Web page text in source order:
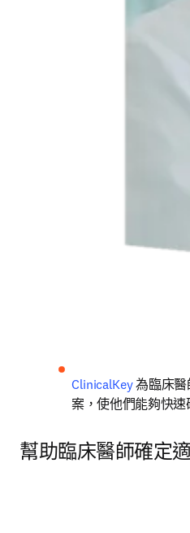
ClinicalKey為臨床
案，使他們能夠快
幫助臨床醫師確定